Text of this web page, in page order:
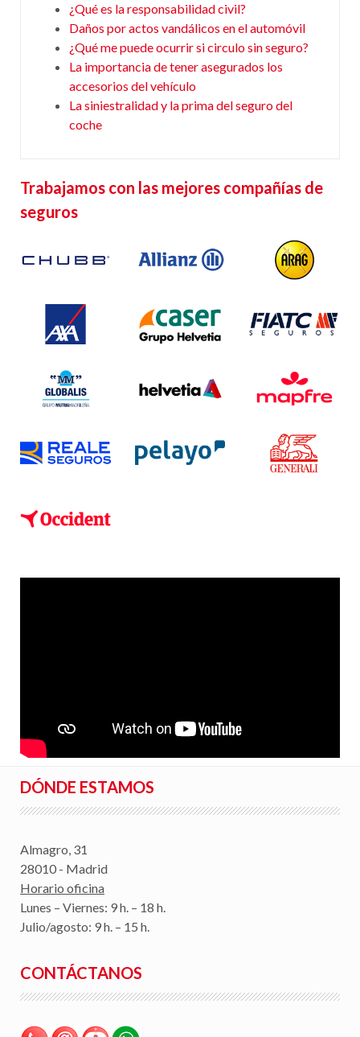
¿Qué es la responsabilidad civil?
Daños por actos vandálicos en el automóvil
¿Qué me puede ocurrir si circulo sin seguro?
La importancia de tener asegurados los
accesorios del vehículo
La siniestralidad y la prima del seguro del
coche
Trabajamos con las mejores compañías de
seguros
DÓNDE ESTAMOS
Almagro, 31
28010 - Madrid
Horario oficina
Lunes – Viernes: 9 h. – 18 h.
Julio/agosto: 9 h. – 15 h.
CONTÁCTANOS